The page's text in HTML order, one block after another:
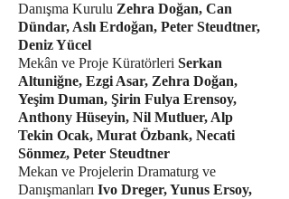
Danışma Kurulu Zehra Doğan, Can
Dündar, Aslı Erdoğan, Peter Steudtner,
Deniz Yücel
Mekân ve Proje Küratörleri Serkan
Altuniğne, Ezgi Asar, Zehra Doğan,
Yeşim Duman, Şirin Fulya Erensoy,
Anthony Hüseyin, Nil Mutluer, Alp
Tekin Ocak, Murat Özbank, Necati
Sönmez, Peter Steudtner
Mekan ve Projelerin Dramaturg ve
Danışmanları Ivo Dreger, Yunus Ersoy,